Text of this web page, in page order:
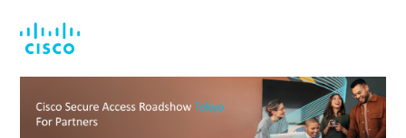
main
footer